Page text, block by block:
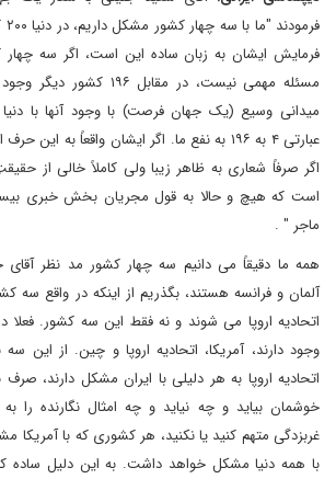
فرمایش ایشان به زبان ساده این است، اگر سه چهار
مسئله مهمی نیست، در مقابل
میدانی وسیع (یک جهان فرصت) با وجود آنها با دنیا
عبارتی ۴ به ۱۹۶ به نفع ما. اگر ایشان واقعاً به
اگر صرفاً شعاری به ظاهر زیبا ولی کاملاً خالی از
است که هیچ و حالا به قول مجریان بخش خبری
ماجر " .
همه ما دقیقاً می دانیم سه چهار کشور مد نظر آقای
اتحادیه اروپا می شوند و نه فقط این سه کشور. فعلا
وجود دارند، آمریکا، اتحادیه اروپا و چین. از این
اتحادیه اروپا به هر دلیلی با ایران مشکل دارند، صرف
خوشمان بیاید و چه نیاید و چه امثال نگارنده را
غربزدگی متهم کنید یا نکنید، هر کشوری که با آمریکا
با همه دنیا مشکل خواهد داشت. به این دلیل ساده